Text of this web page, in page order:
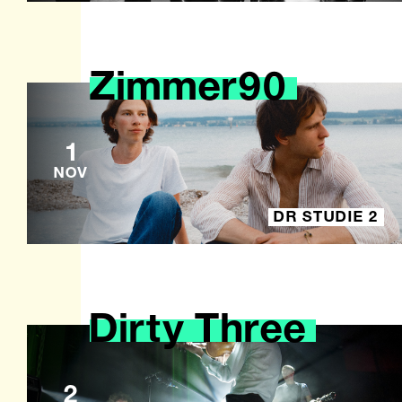
1
NOV
Zimmer90
DR STUDIE 2
2
DirtyThree